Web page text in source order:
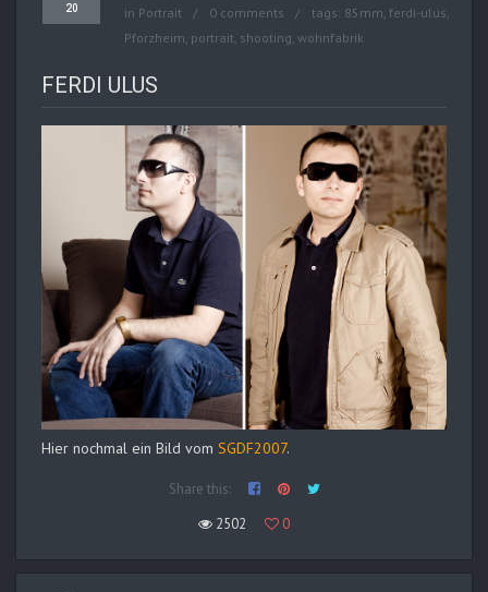
20 in Portrait 0 comments tags: 85mm ferdi-ulus
Pforzheim portrait shooting wohnfabrik
FERDI ULUS
Hier nochmal ein Bild vom SGDF2007.
Share this:
2502
0